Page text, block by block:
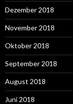
Dezember 2018
November 2018
Oktober 2018
September 2018
August 2018
Juni 2018